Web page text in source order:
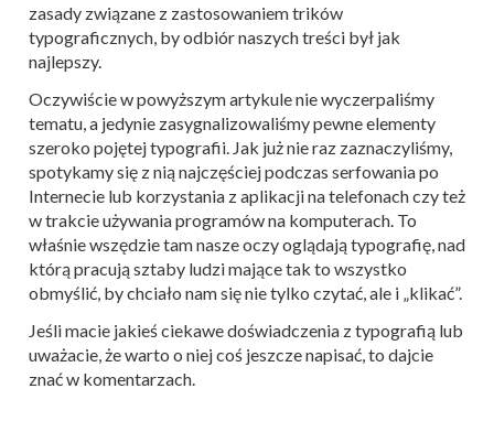
zasady związane z zastosowaniem trików
typograficznych, by odbiór naszych treści był jak
najlepszy.
Oczywiście w powyższym artykule nie wyczerpaliśmy
tematu, a jedynie zasygnalizowaliśmy pewne elementy
szeroko pojętej typografii. Jak już nie raz zaznaczyliśmy,
spotykamy się z nią najczęściej podczas serfowania po
Internecie lub korzystania z aplikacji na telefonach czy też
w trakcie używania programów na komputerach. To
właśnie wszędzie tam nasze oczy oglądają typografię, nad
którą pracują sztaby ludzi mające tak to wszystko
obmyślić, by chciało nam się nie tylko czytać, ale i „klikać”.
Jeśli macie jakieś ciekawe doświadczenia z typografią lub
uważacie, że warto o niej coś jeszcze napisać, to dajcie
znać w komentarzach.